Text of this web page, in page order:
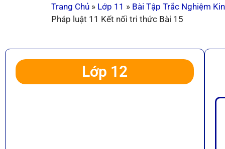
Trang Chủ » Lớp 11 » Bài Tập Trắc Nghiệm
Pháp luật 11 Kết nối tri thức Bài 15
Lớp 12